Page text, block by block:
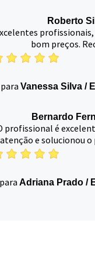
Roberto
bom preços.
para Vanessa Silva/
Bernardo
profissional é
atenção e solucionou
Adriana Prado/